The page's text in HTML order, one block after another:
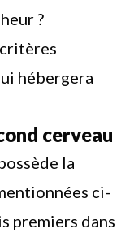
?
hébergera
cerveau
la
ci-
premiers dans